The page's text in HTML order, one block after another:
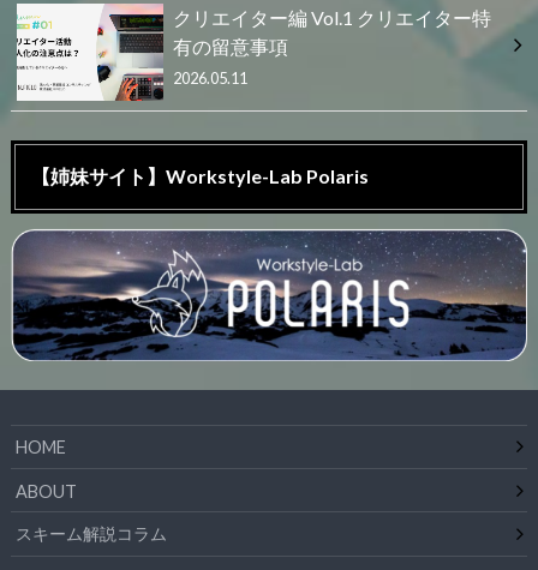
クリエイター編 Vol.1 クリエイター特
有の留意事項
2026.05.11
【姉妹サイト】Workstyle-Lab Polaris
HOME
ABOUT
スキーム解説コラム